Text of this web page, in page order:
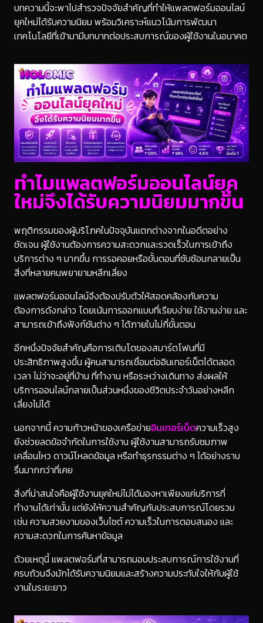
บทความนี้จะพาไปสำรวจปัจจัยสำคัญที่ทำให้แพลตฟอร์มออนไลน์
ยุคใหม่ได้รับความนิยม พร้อมวิเคราะห์แนวโน้มการพัฒนา
เทคโนโลยีที่เข้ามามีบทบาทต่อประสบการณ์ของผู้ใช้งานในอนาคต
ทำไมแพลตฟอร์มออนไลน์ยุค
ใหม่จึงได้รับความนิยมมากขึ้น
พฤติกรรมของผู้บริโภคในปัจจุบันแตกต่างจากในอดีตอย่าง
ชัดเจน ผู้ใช้งานต้องการความสะดวกและรวดเร็วในการเข้าถึง
บริการต่าง ๆ มากขึ้น การรอคอยหรือขั้นตอนที่ซับซ้อนกลายเป็น
สิ่งที่หลายคนพยายามหลีกเลี่ยง
แพลตฟอร์มออนไลน์จึงต้องปรับตัวให้สอดคล้องกับความ
ต้องการดังกล่าว โดยเน้นการออกแบบที่เรียบง่าย ใช้งานง่าย และ
สามารถเข้าถึงฟังก์ชันต่าง ๆ ได้ภายในไม่กี่ขั้นตอน
อีกหนึ่งปัจจัยสำคัญคือการเติบโตของสมาร์ตโฟนที่มี
ประสิทธิภาพสูงขึ้น ผู้คนสามารถเชื่อมต่ออินเทอร์เน็ตได้ตลอด
เวลา ไม่ว่าจะอยู่ที่บ้าน ที่ทำงาน หรือระหว่างเดินทาง ส่งผลให้
บริการออนไลน์กลายเป็นส่วนหนึ่งของชีวิตประจำวันอย่างหลีก
เลี่ยงไม่ได้
นอกจากนี้ ความก้าวหน้าของเครือข่ายอินเทอร์เน็ตความเร็วสูง
ยังช่วยลดข้อจำกัดในการใช้งาน ผู้ใช้งานสามารถรับชมภาพ
เคลื่อนไหว ดาวน์โหลดข้อมูล หรือทำธุรกรรมต่าง ๆ ได้อย่างราบ
รื่นมากกว่าที่เคย
สิ่งที่น่าสนใจคือผู้ใช้งานยุคใหม่ไม่ได้มองหาเพียงแค่บริการที่
ทำงานได้เท่านั้น แต่ยังให้ความสำคัญกับประสบการณ์โดยรวม
เช่น ความสวยงามของเว็บไซต์ ความเร็วในการตอบสนอง และ
ความสะดวกในการค้นหาข้อมูล
ด้วยเหตุนี้ แพลตฟอร์มที่สามารถมอบประสบการณ์การใช้งานที่
ครบถ้วนจึงมักได้รับความนิยมและสร้างความประทับใจให้กับผู้ใช้
งานในระยะยาว